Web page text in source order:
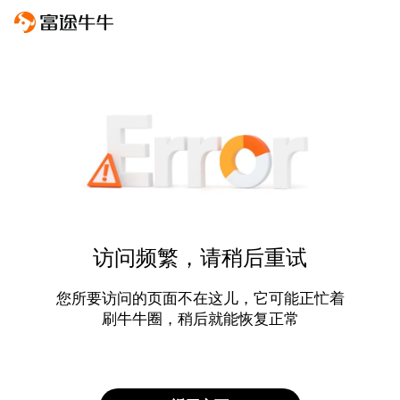
访问频繁，请稍后重试
您所要访问的页面不在这儿，它可能正忙着
刷牛牛圈，稍后就能恢复正常